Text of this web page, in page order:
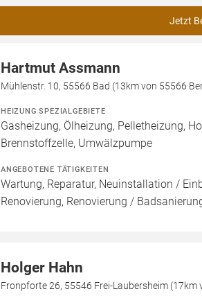
Jetzt
Hartmut Assmann
Mühlenstr. 10, 55566 Bad (13km von 55566
HEIZUNG SPEZIALGEBIETE
Gasheizung, Ölheizung, Pelletheizung,
Brennstoffzelle, Umwälzpumpe
ANGEBOTENE TÄTIGKEITEN
Wartung, Reparatur, Neuinstallation /
Renovierung, Renovierung /
Holger Hahn
Fronpforte 26, 55546 Frei-Laubersheim (17km